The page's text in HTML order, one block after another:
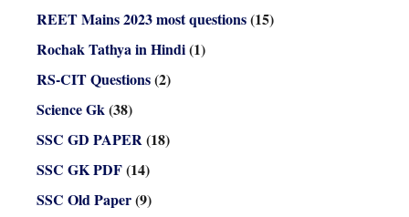
REET Mains 2023 most questions(15)
Rochak Tathya in Hindi(1)
RS-CIT Questions(2)
Science Gk (38)
SSC GD PAPER (18)
SSC GK PDF(14)
SSC Old Paper(9)